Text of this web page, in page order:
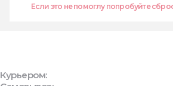
Если это не помоглу попробуйте
Курьером: